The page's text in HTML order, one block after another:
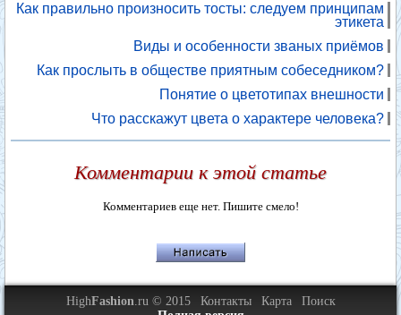
Как правильно произносить тосты: следуем принципам
этикета
Виды и особенности званых приёмов
Как прослыть в обществе приятным собеседником?
Понятие о цветотипах внешности
Что расскажут цвета о характере человека?
Комментарии к этой статье
Комментариев еще нет. Пишите смело!
HighFashion.ru © 2015 Контакты Карта
Поиск